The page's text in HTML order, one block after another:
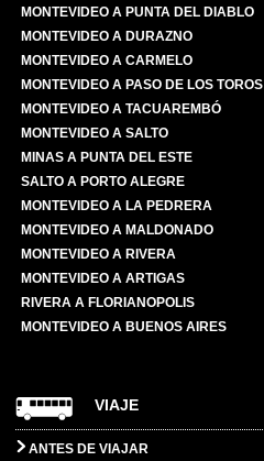
MONTEVIDEO A PUNTA DEL DIABLO
MONTEVIDEO A DURAZNO
MONTEVIDEO A CARMELO
MONTEVIDEO A PASO DE LOS TOROS
MONTEVIDEO A TACUAREMBÓ
MONTEVIDEO A SALTO
MINAS A PUNTA DEL ESTE
SALTO A PORTO ALEGRE
MONTEVIDEO A LA PEDRERA
MONTEVIDEO A MALDONADO
MONTEVIDEO A RIVERA
MONTEVIDEO A ARTIGAS
RIVERA A FLORIANOPOLIS
MONTEVIDEO A BUENOS AIRES
VIAJE
ANTES DE VIAJAR